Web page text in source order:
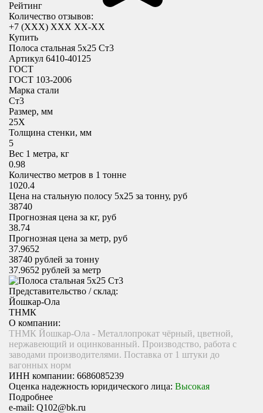
Рейтинг
Количество отзывов:
+7 (XXX) ХХХ ХХ-ХХ
Купить
Полоса стальная 5х25 Ст3
Артикул 6410-40125
ГОСТ
ГОСТ 103-2006
Марка стали
Ст3
Размер, мм
25X
Толщина стенки, мм
5
Вес 1 метра, кг
0.98
Количество метров в 1 тонне
1020.4
Цена на стальную полосу 5х25 за тонну, руб
38740
Прогнозная цена за кг, руб
38.74
Прогнозная цена за метр, руб
37.9652
38740 рублей за тонну
37.9652 рублей за метр
Представительство / склад:
Йошкар-Ола
ТНМК
О компании:
ТНМК Йошкар-Ола - Металлопрокат чёрный, цветной,
нержавеющий и оцинкованный. Производство, работа с
заводами производителями. Поставка от 1 штуки до
вагонных норм
ИНН компании: 6686085239
Оценка надежность юридического лица: Высокая
Подробнее
e-mail: Q102@bk.ru